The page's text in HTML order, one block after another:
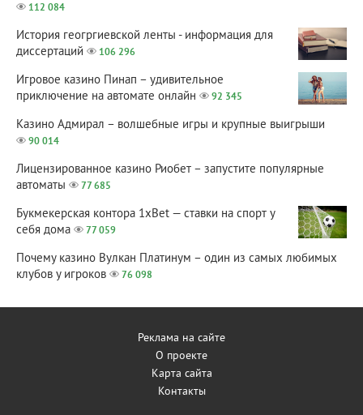
112 084
История геогргиевской ленты - информация для
диссертаций
106 296
Игровое казино Пинап – удивительное
приключение на автомате онлайн
92 345
Казино Адмирал – волшебные игры и крупные выигрыши
90 014
Лицензированное казино Риобет – запустите популярные
автоматы
77 685
Букмекерская контора 1xBet — ставки на спорт у
себя дома
77 059
Почему казино Вулкан Платинум – один из самых любимых
клубов у игроков
76 098
Реклама на сайте
О проекте
Карта сайта
Контакты